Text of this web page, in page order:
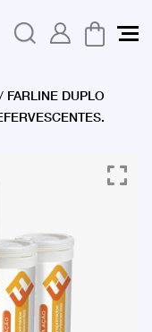
/ FARLINE DUPLO